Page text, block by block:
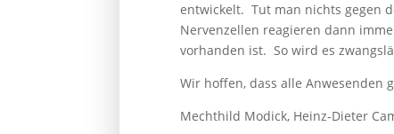
entwickelt. Tut man nichts gegen
Nervenzellen reagieren dann
vorhanden ist. So wird es
Wir hoffen, dass alle Anwesenden
Mechthild Modick, Heinz-Dieter